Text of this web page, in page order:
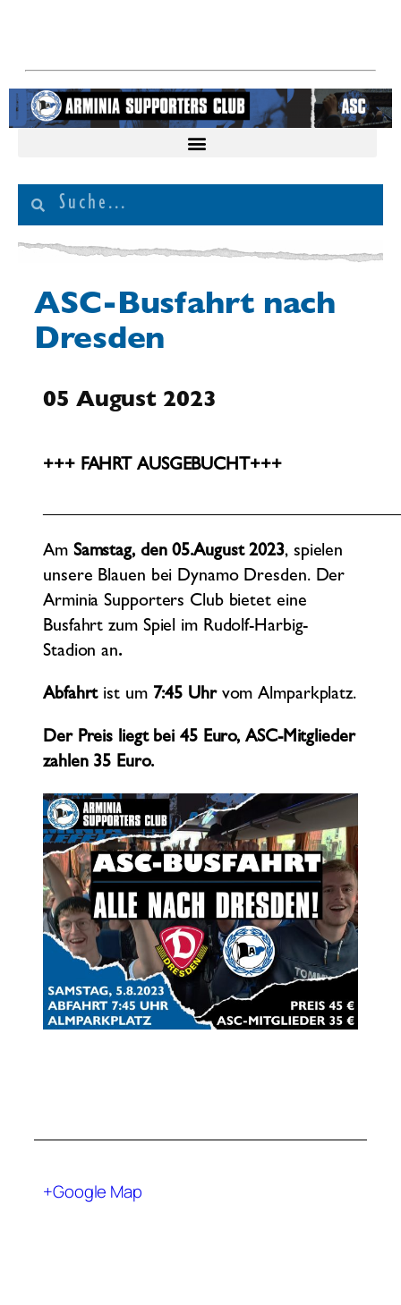
ASC-Busfahrt nach
Dresden
05 August 2023
+++ FAHRT AUSGEBUCHT+++
Am Samstag, den 05.August 2023, spielen
unsere Blauen bei Dynamo Dresden. Der
Arminia Supporters Club bietet eine
Busfahrt zum Spiel im Rudolf-Harbig-
Stadion an.
Abfahrtist um 7:45 Uhrvom Almparkplatz.
Der Preis liegt bei 45 Euro, ASC-Mitglieder
zahlen 35 Euro.
+Google Map